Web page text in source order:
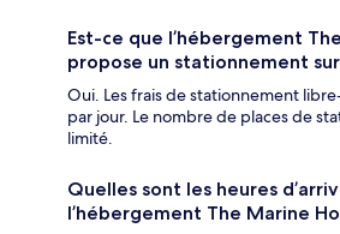
Est-ce que l’hébergement
propose un stationnement
Oui. Les frais de stationnement
par jour. Le nombre de places de
limité.
Quelles sont les heures
l’hébergement The Marine